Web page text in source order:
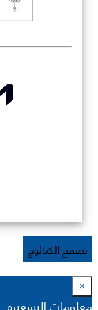
تصفح الكتالوج
×
معلومات التسعيرة